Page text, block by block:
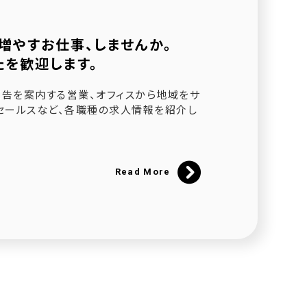
した
た
すお仕事、しませんか。
歓迎します。
を案内する営業、オフィスから地域をサ
ールスなど、各職種の求人情報を紹介し
Read More